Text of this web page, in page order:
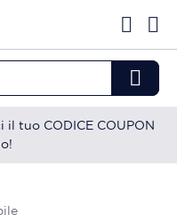
tuo CODICE COUPON